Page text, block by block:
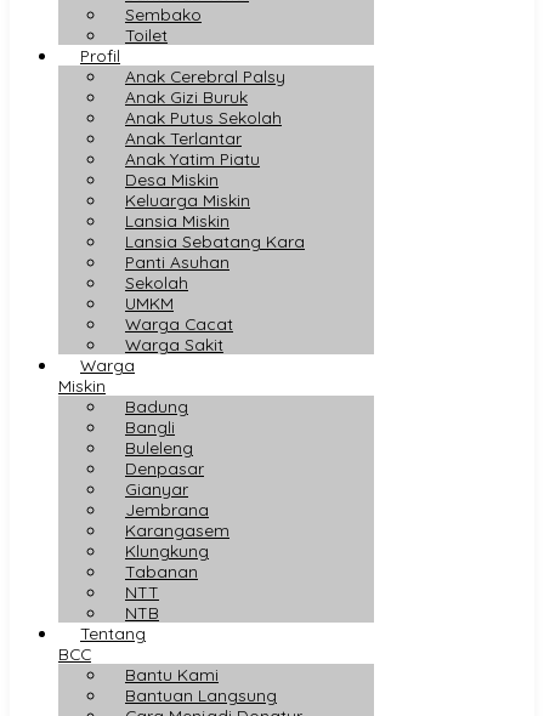
Sembako
Toilet
Profil
Anak Cerebral Palsy
Anak Gizi Buruk
Anak Putus Sekolah
Anak Terlantar
Anak Yatim Piatu
Desa Miskin
Keluarga Miskin
Lansia Miskin
Lansia Sebatang Kara
Panti Asuhan
Sekolah
UMKM
Warga Cacat
Warga Sakit
Warga
Miskin
Badung
Bangli
Buleleng
Denpasar
Gianyar
Jembrana
Karangasem
Klungkung
Tabanan
NTT
NTB
Tentang
BCC
Bantu Kami
Bantuan Langsung